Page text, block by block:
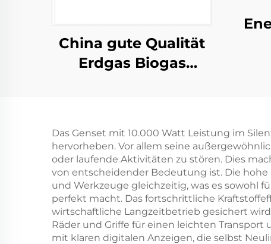
China gute Qualität
Erdgas Biogas
Das Genset mit 10.000 Watt Leistung im
hervorheben. Vor allem seine
oder laufende Aktivitäten zu stören. Dies
von entscheidender Bedeutung ist. Die hohe
und Werkzeuge gleichzeitig, was es sowohl
perfekt macht. Das fortschrittliche
wirtschaftliche Langzeitbetrieb gesichert
Räder und Griffe für einen leichten
mit klaren digitalen Anzeigen, die selbst